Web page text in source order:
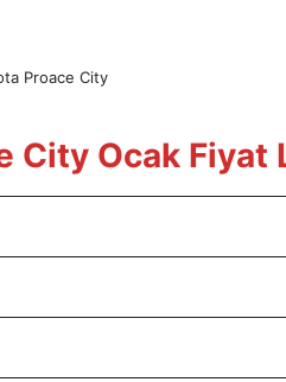
Proace City
City Ocak Fiyat